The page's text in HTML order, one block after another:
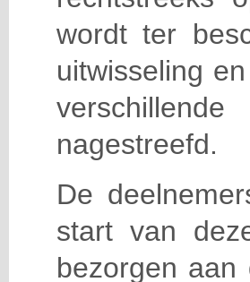
wordt ter
uitwisseling
nagestreefd.
De
start van
bezorgen aan